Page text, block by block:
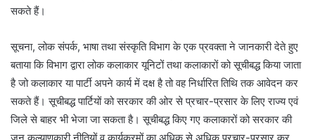
सकते हैं।
सूचना, लोक संपर्क, भाषा तथा संस्कृति विभाग के एक प्रवक्ता ने जानकारी देते हुए
बताया कि विभाग द्वारा लोक कलाकार यूनिटों तथा कलाकारों को सूचीबद्ध किया जाता
है जो कलाकार या पार्टी अपने कार्य में दक्ष है तो वह निर्धारित तिथि तक आवेदन कर
सकते हैं। सूचीबद्ध पार्टियों को सरकार की ओर से प्रचार-प्रसार के लिए राज्य एवं
जिले से बाहर भी भेजा जा सकता है। सूचीबद्ध किए गए कलाकारों को सरकार की